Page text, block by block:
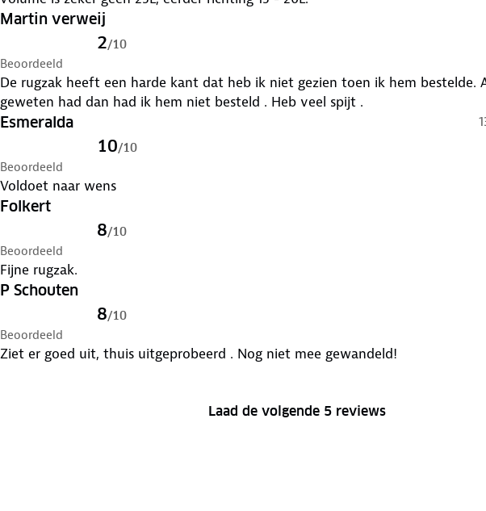
Martin verweij
2/10
Beoordeeld
De rugzak heeft een harde kant dat heb ik niet gezien toen ik hem bestelde.
geweten had dan had ik hem niet besteld . Heb veel spijt .
Esmeralda
10/10
Beoordeeld
Voldoet naar wens
Folkert
8/10
Beoordeeld
Fijne rugzak.
P Schouten
8/10
Beoordeeld
Ziet er goed uit, thuis uitgeprobeerd . Nog niet mee gewandeld!
Laad de volgende 5 reviews